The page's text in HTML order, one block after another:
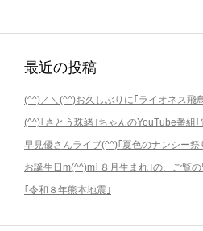
最近の投稿
(^^)／＼(^^)お久しぶりに｢ライオネス飛
(^^)｢さとう珠緒｣ちゃんのYouTube番組｢
早見優さんライブ(^^)｢夏色のナンシー祭
お誕生日m(^^)m｢８月生まれ｣の、ご覧の
｢令和８年熊本地震｣